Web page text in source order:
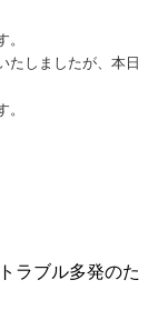
たしましたが、本日
ラブル多発のた